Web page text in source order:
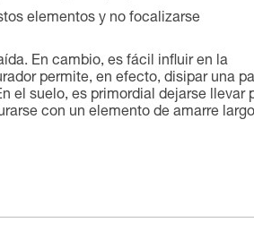
elementos y no focalizarse
En cambio, es fácil influir en la
permite, en efecto, disipar una
el suelo, es primordial dejarse llevar
con un elemento de amarre